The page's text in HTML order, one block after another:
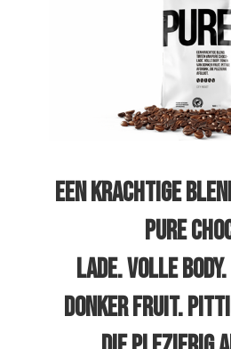
Een krachtige
pure
lade. Volle
donker fruit.